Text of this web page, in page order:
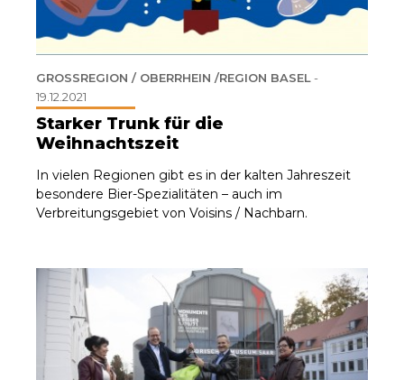
GROSSREGION / OBERRHEIN /REGION BASEL
-
19.12.2021
Starker Trunk für die
Weihnachtszeit
In vielen Regionen gibt es in der kalten Jahreszeit
besondere Bier-Spezialitäten – auch im
Verbreitungsgebiet von Voisins / Nachbarn.